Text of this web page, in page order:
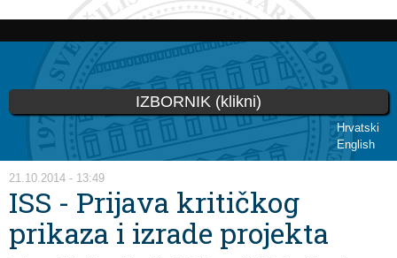
Skip to
content
Hrvatski
English
IZBORNIK (klikni)
You are here
21.10.2014 - 13:49
ISS - Prijava kritičkog
prikaza i izrade projekta